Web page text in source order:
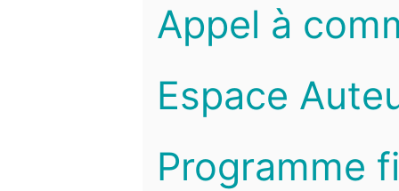
Appel à
Espace
Programme